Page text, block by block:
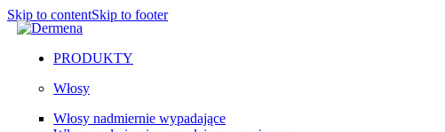
Skip to contentSkip to footer
PRODUKTY
Włosy
Włosy nadmiernie wypadające